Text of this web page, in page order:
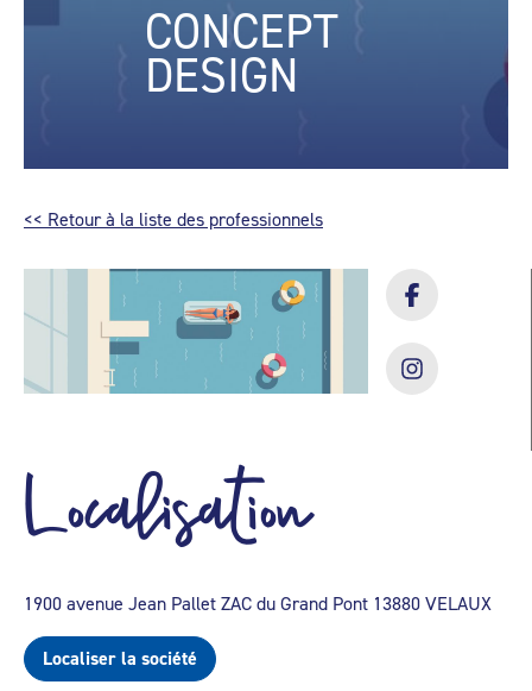
CONCEPT
DESIGN
<< Retour à la liste des professionnels
Localisation
1900 avenue Jean Pallet ZAC du Grand Pont 13880 VELAUX
Localiser la société